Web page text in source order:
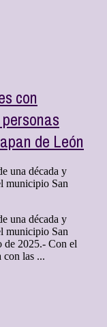
con
de León
una década y
municipio San
una década y
municipio San
de 2025.- Con el
con las ...